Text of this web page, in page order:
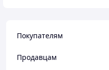
Покупателям
Продавцам